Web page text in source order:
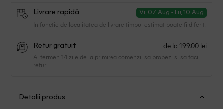
Livrare rapidă Vi, 07 Aug - Lu, 10 Aug
In functie de localitatea de livrare timpul estimat poate fi diferit.
Retur gratuit de la 199.00 lei
Ai termen 14 zile de la primirea comenzii sa probezi si sa faci
retur.
Detalii produs